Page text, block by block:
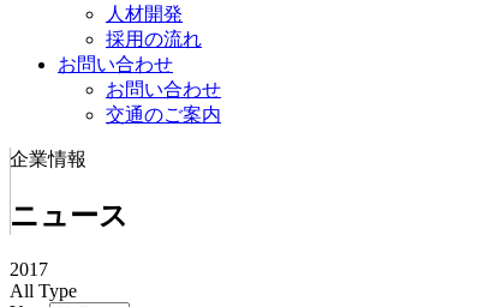
人材開発
採用の流れ
お問い合わせ
お問い合わせ
交通のご案内
企業情報
ニュース
2017
All Type